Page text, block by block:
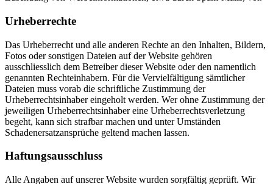
Urheberrechte
Das Urheberrecht und alle anderen Rechte an den Inhalten, Bildern,
Fotos oder sonstigen Dateien auf der Website gehören
ausschliesslich dem Betreiber dieser Website oder den namentlich
genannten Rechteinhabern. Für die Vervielfältigung sämtlicher
Dateien muss vorab die schriftliche Zustimmung der
Urheberrechtsinhaber eingeholt werden. Wer ohne Zustimmung der
jeweiligen Urheberrechtsinhaber eine Urheberrechtsverletzung
begeht, kann sich strafbar machen und unter Umständen
Schadenersatzansprüche geltend machen lassen.
Haftungsausschluss
Alle Angaben auf unserer Website wurden sorgfältig geprüft. Wir